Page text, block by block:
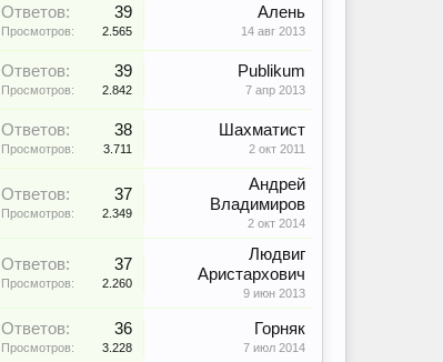
Ответов: 39
Просмотров: 2.565
Алень
14 авг 2013
Ответов: 39
Просмотров: 2.842
Publikum
7 апр 2013
Ответов: 38
Просмотров: 3.711
Шахматист
2 окт 2011
Ответов: 37
Просмотров: 2.349
Андрей
Владимиров
2 окт 2014
Ответов: 37
Просмотров: 2.260
Людвиг
Аристархович
9 июн 2013
Ответов: 36
Просмотров: 3.228
Горняк
7 июл 2014